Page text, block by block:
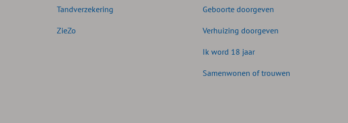
Tandverzekering
ZieZo
Geboorte doorgeven
Verhuizing doorgeven
Ik word 18 jaar
Samenwonen of trouwen